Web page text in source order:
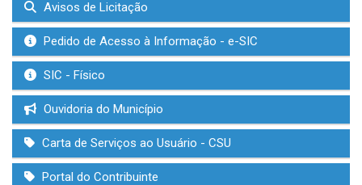
Avisos de Licitação
Pedido de Acesso à Informação - e-SIC
SIC - Físico
Ouvidoria do Município
Carta de Serviços ao Usuário - CSU
Portal do Contribuinte